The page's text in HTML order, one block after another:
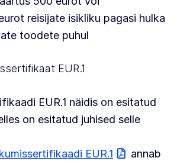
reisijate isikliku pagasi hulka
toodete puhul
EUR.1
EUR.1 näidis on esitatud
on esitatud juhised selle
EUR.1
annab